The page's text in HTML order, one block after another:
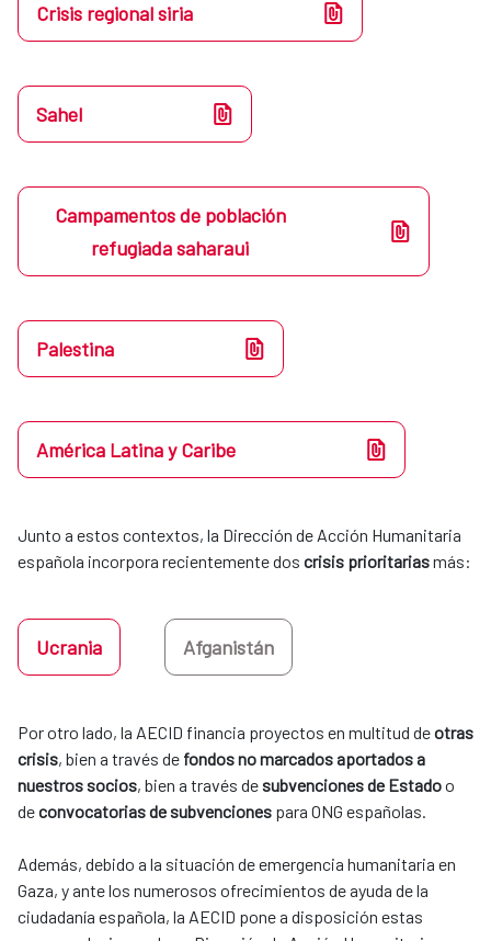
Crisis regional siria
Sahel
Campamentos de población
refugiada saharaui
Palestina
América Latina y Caribe
Junto a estos contextos, la Dirección de Acción Humanitaria
española incorpora recientemente dos crisis prioritarias más:
Ucrania Afganistán
Por otro lado, la AECID financia proyectos en multitud de otras
crisis, bien a través de fondos no marcados aportados a
nuestros socios, bien a través de subvenciones de Estado o
de convocatorias de subvenciones para ONG españolas.
​​​​​​​Además, debido a la situación de emergencia humanitaria en
Gaza, y ante los numerosos ofrecimientos de ayuda de la
ciudadanía española, la AECID pone a disposición estas